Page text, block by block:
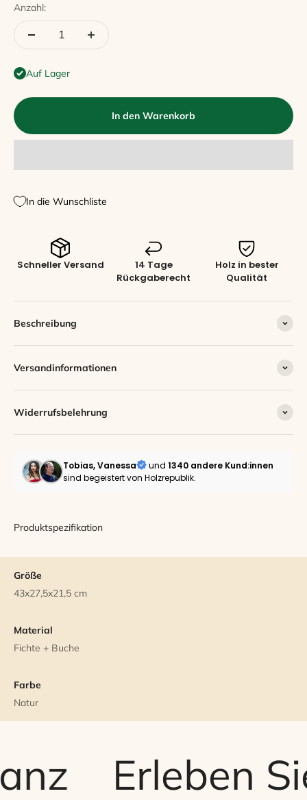
Anzahl:
Auf Lager
In den Warenkorb
In die Wunschliste
Schneller Versand
14 Tage
Rückgaberecht
Holz in bester
Qualität
Beschreibung
Versandinformationen
Widerrufsbelehrung
Tobias, Vanessa und 1340 andere Kund:innen
sind begeistert von Holzrepublik.
Produktspezifikation
Größe
43x27,5x21,5 cm
Material
Fichte + Buche
Farbe
Natur
Erleben